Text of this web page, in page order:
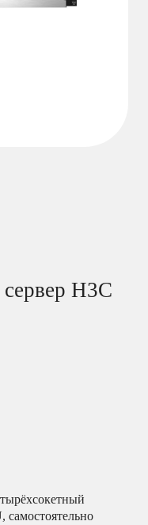
H3C
самостоятельно